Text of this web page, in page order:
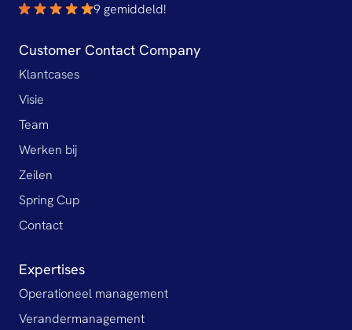
9 gemiddeld!
Customer Contact Company
Klantcases
Visie
Team
Werken bij
Zeilen
Spring Cup
Contact
Expertises
Operationeel management
Verandermanagement